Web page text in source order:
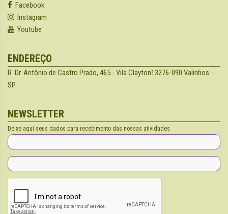
Facebook
Instagram
Youtube
ENDEREÇO
R. Dr. Antônio de Castro Prado, 465 - Vila Clayton13276-090 Valinhos -
SP
NEWSLETTER
Deixe aqui seus dados para recebimento das nossas atividades